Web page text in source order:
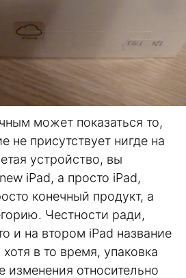
может показаться то,
не присутствует нигде на
устройство, вы
iPad, а просто iPad,
конечный продукт, а
Честности ради,
и на втором iPad название
в то время, упаковка
изменения относительно